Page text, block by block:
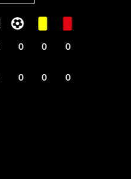
0 0 0
0 0 0